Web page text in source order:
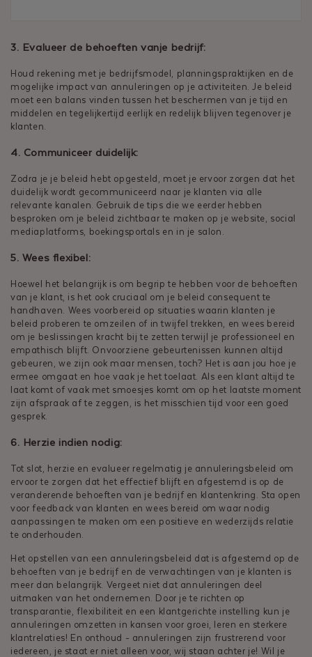
3. Evalueer de behoeften vanje bedrijf:
Houd rekening met je bedrijfsmodel, planningspraktijken en de
mogelijke impact van annuleringen op je activiteiten. Je beleid
moet een balans vinden tussen het beschermen van je tijd en
middelen en tegelijkertijd eerlijk en redelijk blijven tegenover je
klanten.
4. Communiceer duidelijk:
Zodra je je beleid hebt opgesteld, moet je ervoor zorgen dat het
duidelijk wordt gecommuniceerd naar je klanten via alle
relevante kanalen. Gebruik de tips die we eerder hebben
besproken om je beleid zichtbaar te maken op je website, social
mediaplatforms, boekingsportals en in je salon.
5. Wees flexibel:
Hoewel het belangrijk is om begrip te hebben voor de behoeften
van je klant, is het ook cruciaal om je beleid consequent te
handhaven. Wees voorbereid op situaties waarin klanten je
beleid proberen te omzeilen of in twijfel trekken, en wees bereid
om je beslissingen kracht bij te zetten terwijl je professioneel en
empathisch blijft. Onvoorziene gebeurtenissen kunnen altijd
gebeuren, we zijn ook maar mensen, toch? Het is aan jou hoe je
ermee omgaat en hoe vaak je het toelaat. Als een klant altijd te
laat komt of vaak met smoesjes komt om op het laatste moment
zijn afspraak af te zeggen, is het misschien tijd voor een goed
gesprek.
6. Herzie indien nodig:
Tot slot, herzie en evalueer regelmatig je annuleringsbeleid om
ervoor te zorgen dat het effectief blijft en afgestemd is op de
veranderende behoeften van je bedrijf en klantenkring. Sta open
voor feedback van klanten en wees bereid om waar nodig
aanpassingen te maken om een positieve en wederzijds relatie
te onderhouden.
Het opstellen van een annuleringsbeleid dat is afgestemd op de
behoeften van je bedrijf en de verwachtingen van je klanten is
meer dan belangrijk. Vergeet niet dat annuleringen deel
uitmaken van het ondernemen. Door je te richten op
transparantie, flexibiliteit en een klantgerichte instelling kun je
annuleringen omzetten in kansen voor groei, leren en sterkere
klantrelaties! En onthoud - annuleringen zijn frustrerend voor
iedereen, je staat er niet alleen voor, wij staan achter je! Wil je